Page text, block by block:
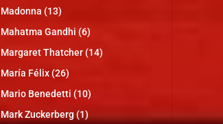
Madonna (13)
Mahatma Gandhi (6)
Margaret Thatcher(14)
María Félix (26)
Mario Benedetti (10)
Mark Zuckerberg (1)